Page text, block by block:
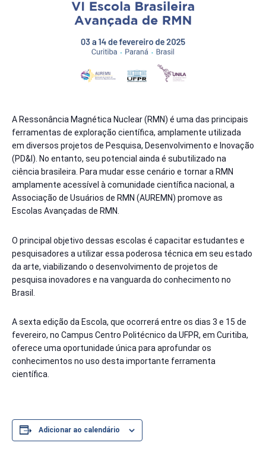
A Ressonância Magnética Nuclear (RMN) é uma das principais
ferramentas de exploração científica, amplamente utilizada
em diversos projetos de Pesquisa, Desenvolvimento e Inovação
(PD&I). No entanto, seu potencial ainda é subutilizado na
ciência brasileira. Para mudar esse cenário e tornar a RMN
amplamente acessível à comunidade científica nacional, a
Associação de Usuários de RMN (AUREMN) promove as
Escolas Avançadas de RMN.
O principal objetivo dessas escolas é capacitar estudantes e
pesquisadores a utilizar essa poderosa técnica em seu estado
da arte, viabilizando o desenvolvimento de projetos de
pesquisa inovadores e na vanguarda do conhecimento no
Brasil.
A sexta edição da Escola, que ocorrerá entre os dias 3 e 15 de
fevereiro, no Campus Centro Politécnico da UFPR, em Curitiba,
oferece uma oportunidade única para aprofundar os
conhecimentos no uso desta importante ferramenta
científica.
Adicionar ao calendário